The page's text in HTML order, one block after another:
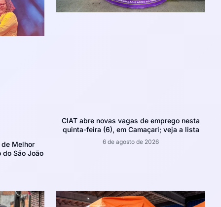
Melhor
do São João
CIAT abre novas vagas de emprego nesta
quinta-feira (6), em Camaçari; veja a lista
6 de agosto de 2026